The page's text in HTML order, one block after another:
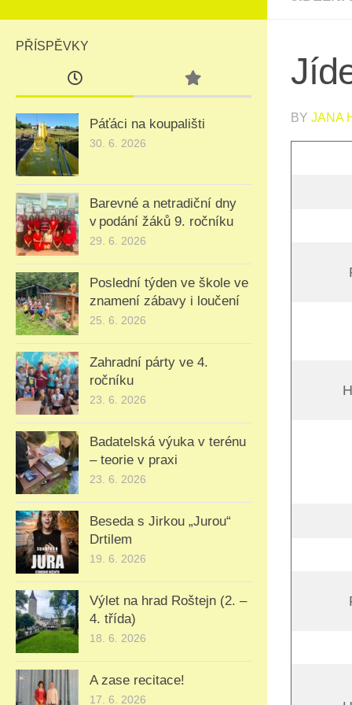
BY JANA
PŘÍSPĚVKY
Páťáci na koupališti
30. 6. 2026
Barevné a netradiční dny
v podání žáků 9. ročníku
29. 6. 2026
Poslední týden ve škole ve
znamení zábavy i loučení
25. 6. 2026
Zahradní párty ve 4.
ročníku
23. 6. 2026
Badatelská výuka v terénu
– teorie v praxi
23. 6. 2026
Beseda s Jirkou „Jurou“
Drtilem
19. 6. 2026
Výlet na hrad Roštejn (2. –
4. třída)
18. 6. 2026
A zase recitace!
17. 6. 2026